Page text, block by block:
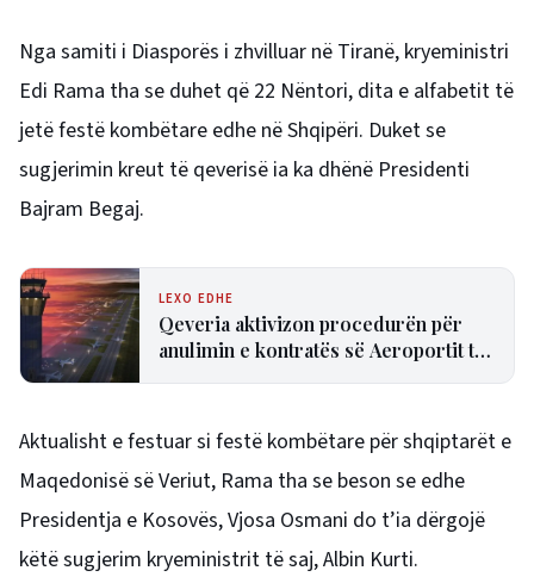
Nga samiti i Diasporës i zhvilluar në Tiranë, kryeministri
Edi Rama tha se duhet që 22 Nëntori, dita e alfabetit të
jetë festë kombëtare edhe në Shqipëri. Duket se
sugjerimin kreut të qeverisë ia ka dhënë Presidenti
Bajram Begaj.
LEXO EDHE
Qeveria aktivizon procedurën për
anulimin e kontratës së Aeroportit të
Aktualisht e festuar si festë kombëtare për shqiptarët e
Maqedonisë së Veriut, Rama tha se beson se edhe
Presidentja e Kosovës, Vjosa Osmani do t’ia dërgojë
këtë sugjerim kryeministrit të saj, Albin Kurti.